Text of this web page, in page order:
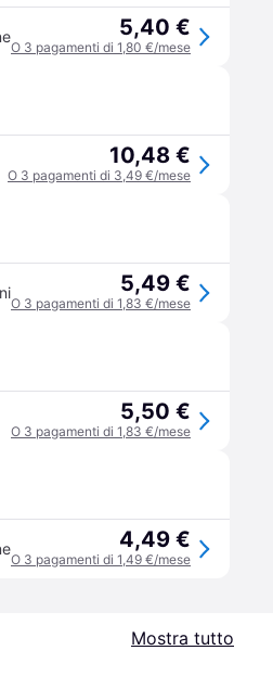
5,40 €
O 3 pagamenti di 1,80 €/mese
10,48 €
O 3 pagamenti di 3,49 €/mese
5,49 €
O 3 pagamenti di 1,83 €/mese
5,50 €
O 3 pagamenti di 1,83 €/mese
4,49 €
O 3 pagamenti di 1,49 €/mese
Mostra tutto